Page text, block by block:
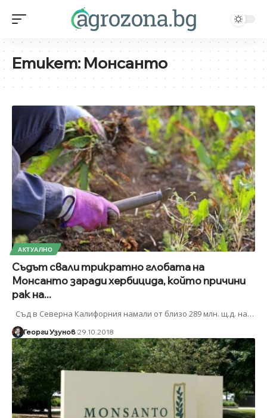
Етикет:Монсанто
АКТУАЛНО
Съдът свали трикратно глобата на
Монсанто заради хербицида, който причини
рак на...
Съд в Северна Калифорния намали от близо 289 млн. щ.д. на…
Георги Узунов 29.10.2018